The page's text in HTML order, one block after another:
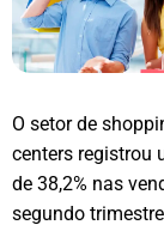
O setor de
centers registrou
de 38,2% nas
segundo